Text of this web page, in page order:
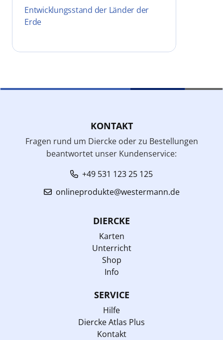
Entwicklungsstand der Länder der
Erde
KONTAKT
Fragen rund um Diercke oder zu Bestellungen
beantwortet unser Kundenservice:
+49 531 123 25 125
onlineprodukte@westermann.de
DIERCKE
Karten
Unterricht
Shop
Info
SERVICE
Hilfe
Diercke Atlas Plus
Kontakt